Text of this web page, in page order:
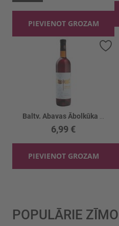
PIEVIENOT GROZAM
6,99 €
PIEVIENOT GROZAM
POPULĀRIE